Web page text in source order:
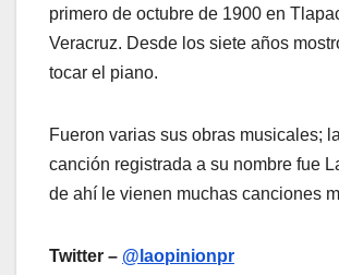
primero de octubre de 1900 en
Veracruz. Desde los siete años
tocar el piano.
Fueron varias sus obras musicales;
canción registrada a su nombre fue
de ahí le vienen muchas canciones
Twitter – @laopinionpr